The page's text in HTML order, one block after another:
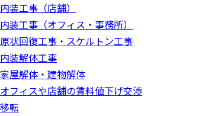
内装工事（店舗）
内装工事（オフィス・事務所）
原状回復工事・スケルトン工事
内装解体工事
家屋解体・建物解体
オフィスや店舗の賃料値下げ交渉
移転